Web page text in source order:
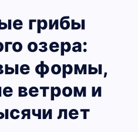
грибы
озера:
формы,
ветром и
лет